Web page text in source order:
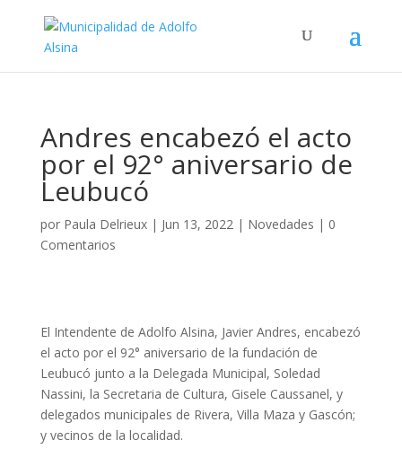
Andres encabezó el acto
por el 92° aniversario de
Leubucó
por Paula Delrieux| Jun 13, 2022| Novedades | 0
Comentarios
El Intendente de Adolfo Alsina, Javier Andres, encabezó
el acto por el 92° aniversario de la fundación de
Leubucó junto a la Delegada Municipal, Soledad
Nassini, la Secretaria de Cultura, Gisele Caussanel, y
delegados municipales de Rivera, Villa Maza y Gascón;
y vecinos de la localidad.